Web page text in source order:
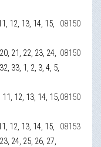
12, 13, 14, 15,
08150
21, 22, 23, 24,
33, 1, 2, 3, 4, 5,
08150
12, 13, 14, 15,08150
12, 13, 14, 15,
24, 25, 26, 27,
08153